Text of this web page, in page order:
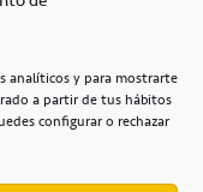
analíticos y para mostrarte
a partir de tus hábitos
configurar o rechazar